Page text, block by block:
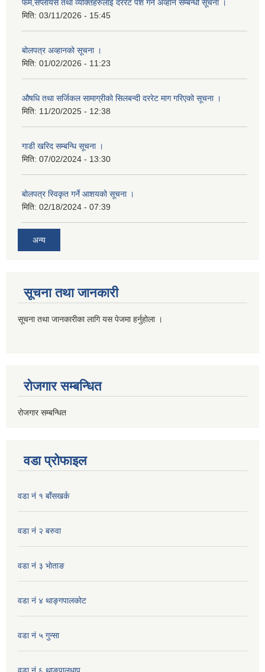
फर्म,सप्लायर्स तथा व्यक्तिहरुलाई दररेट पेश गर्न अव्हान सम्बन्धी सूचना ।
मिति: 03/11/2026 - 15:45
बोलपत्र अव्हानको सूचना ।
मिति: 01/02/2026 - 11:23
औषधि तथा सर्जिकल सामाग्रीको सिलबन्दी दररेट माग गरिएको सूचना ।
मिति: 11/20/2025 - 12:38
गाडी खरिद सम्बन्धि सूचना ।
मिति: 07/02/2024 - 13:30
बोलपत्र स्विकृत गर्ने आशयको सूचना ।
मिति: 02/18/2024 - 07:39
अन्य
सूचना तथा जानकारी
सूचना तथा जानकारीका लागि यस पेजमा हर्नुहोला ।
रोजगार सम्बन्धित
रोजगार सम्बन्धित
वडा प्रोफाइल
वडा नं १ बाँसखर्क
वडा नं २ बरुवा
वडा नं ३ भाेताङ
वडा नं ४ थाङ्गपालकाेट
वडा नं ५ गुन्सा